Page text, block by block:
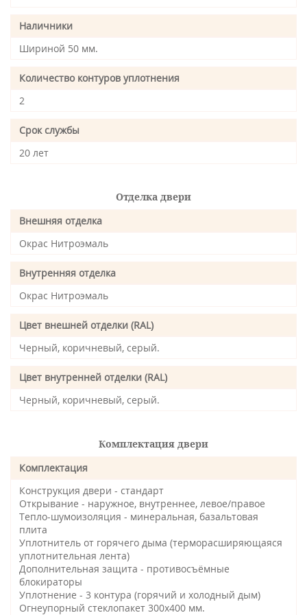
Наличники
Шириной 50 мм.
Количество контуров уплотнения
2
Срок службы
20 лет
Отделка двери
Внешняя отделка
Окрас Нитроэмаль
Внутренняя отделка
Окрас Нитроэмаль
Цвет внешней отделки (RAL)
Черный, коричневый, серый.
Цвет внутренней отделки (RAL)
Черный, коричневый, серый.
Комплектация двери
Комплектация
Конструкция двери - стандарт
Открывание - наружное, внутреннее, левое/правое
Тепло-шумоизоляция - минеральная, базальтовая
плита
Уплотнитель от горячего дыма (терморасширяющаяся
уплотнительная лента)
Дополнительная защита - противосъёмные
блокираторы
Уплотнение - 3 контура (горячий и холодный дым)
Огнеупорный стеклопакет 300х400 мм.